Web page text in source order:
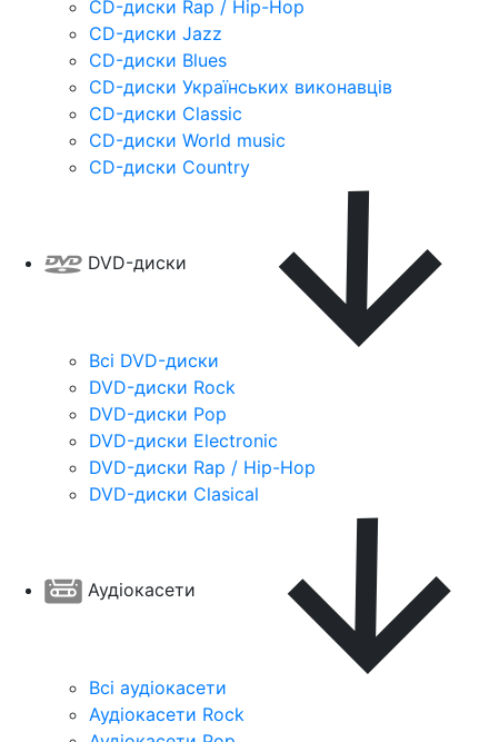
CD-диски Rap / Hip-Hop
CD-диски Jazz
CD-диски Blues
CD-диски Українських виконавців
CD-диски Classic
CD-диски World music
CD-диски Country
DVD-диски
Всі DVD-диски
DVD-диски Rock
DVD-диски Pop
DVD-диски Electronic
DVD-диски Rap / Hip-Hop
DVD-диски Clasical
Аудіокасети
Всі аудіокасети
Аудіокасети Rock